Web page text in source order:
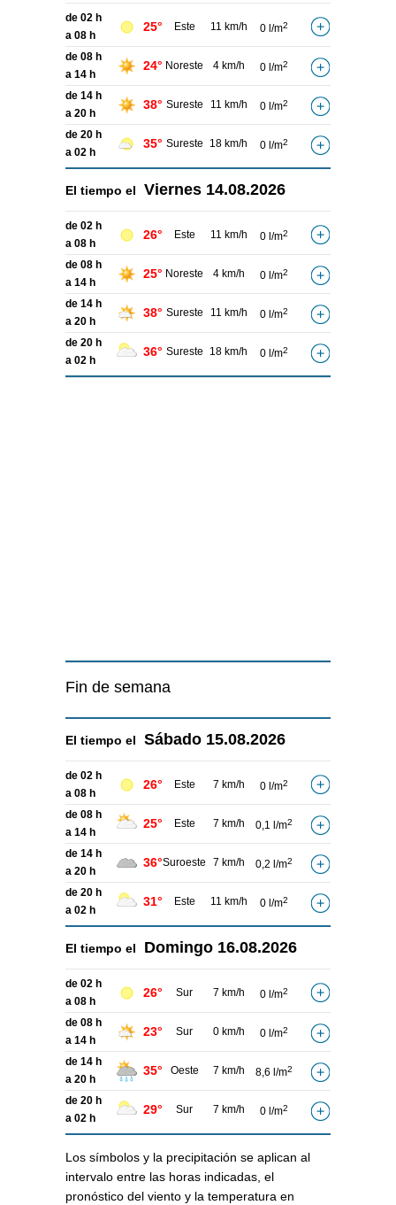
de 02 h
a 08 h
25° Este 11 km/h 0 l/m2
de 08 h
a 14 h
24° Noreste 4 km/h 0 l/m2
de 14 h
a 20 h
38° Sureste 11 km/h 0 l/m2
de 20 h
a 02 h
35° Sureste 18 km/h 0 l/m2
El tiempo el Viernes 14.08.2026
de 02 h
a 08 h
26° Este 11 km/h 0 l/m2
de 08 h
a 14 h
25° Noreste 4 km/h 0 l/m2
de 14 h
a 20 h
38° Sureste 11 km/h 0 l/m2
de 20 h
a 02 h
36° Sureste 18 km/h 0 l/m2
Fin de semana
El tiempo el Sábado 15.08.2026
de 02 h
a 08 h
26° Este 7 km/h 0 l/m2
de 08 h
a 14 h
25° Este 7 km/h 0,1 l/m2
de 14 h
a 20 h
36°Suroeste 7 km/h 0,2 l/m2
de 20 h
a 02 h
31° Este 11 km/h 0 l/m2
El tiempo el Domingo 16.08.2026
de 02 h
a 08 h
26° Sur 7 km/h 0 l/m2
de 08 h
a 14 h
23° Sur 0 km/h 0 l/m2
de 14 h
a 20 h
35° Oeste 7 km/h 8,6 l/m2
de 20 h
a 02 h
29° Sur 7 km/h 0 l/m2
Los símbolos y la precipitación se aplican al
intervalo entre las horas indicadas, el
pronóstico del viento y la temperatura en